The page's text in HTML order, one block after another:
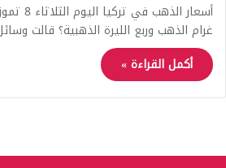
غرام الذهب وربع الليرة الذهبية؟ قالت
أكمل القراءة »